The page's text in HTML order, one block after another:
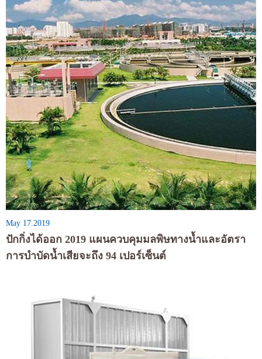
May 17.2019
ปักกิ่งได้ออก 2019 แผนควบคุมมลพิษทางน้ำและอัตรา
การบำบัดน้ำเสียจะถึง 94 เปอร์เซ็นต์